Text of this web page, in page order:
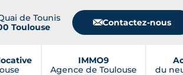
de Tounis
Toulouse
📧Contactez-nous
IMMO9
Agence de Toulouse
du